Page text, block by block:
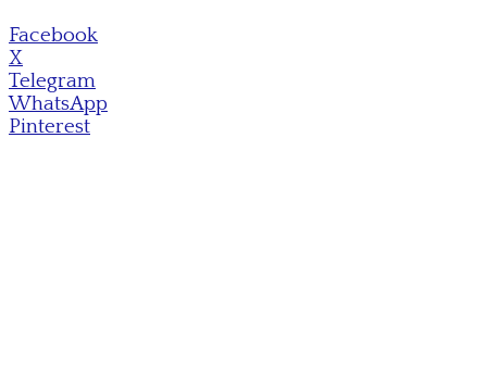
Facebook
X
Telegram
WhatsApp
Pinterest